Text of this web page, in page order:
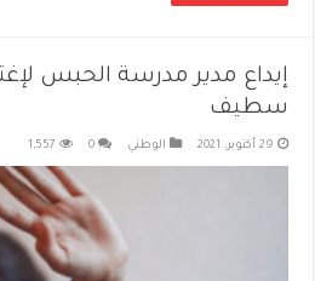
إيداع مدير مدرسة الحبس
سطيف
29 أكتوبر، 2021 الوطني 0
1,557